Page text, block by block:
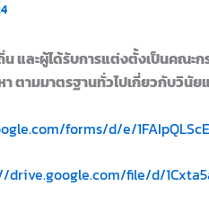
น และผู้ได้รับการแต่งตั้งเป็นคณ
ตามมาตรฐานทั่วไปเกี่ยวกับวินั
forms/d/e/
drive.google.com/file/d/